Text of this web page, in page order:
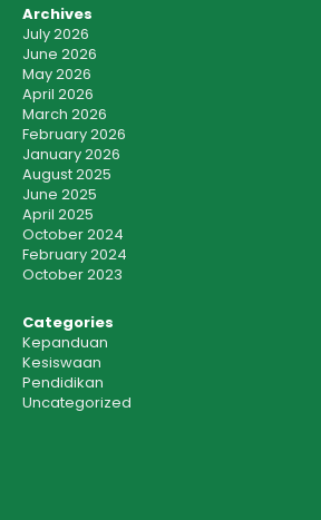
Archives
July 2026
June 2026
May 2026
April 2026
March 2026
February 2026
January 2026
August 2025
June 2025
April 2025
October 2024
February 2024
October 2023
Categories
Kepanduan
Kesiswaan
Pendidikan
Uncategorized